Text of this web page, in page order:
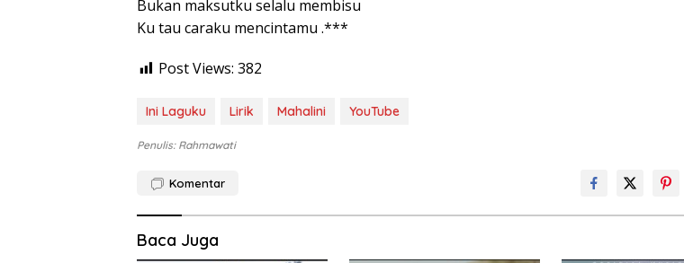
Bukan maksutku selalu membisu
Ku tau caraku mencintamu .***
Post Views: 382
Ini Laguku Lirik Mahalini YouTube
Penulis: Rahmawati
Komentar
Baca Juga